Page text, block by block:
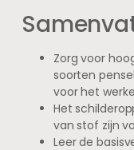
Zorg voor
soorten
voor het
Het
van stof zijn
Leer de